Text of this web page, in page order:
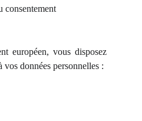
consentement
européen, vous disposez
vos données personnelles :